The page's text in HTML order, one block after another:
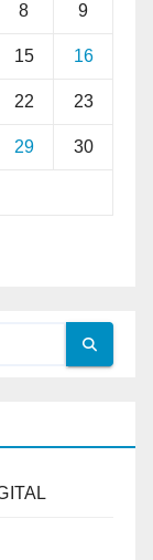
8 9
15 16
22 23
29 30